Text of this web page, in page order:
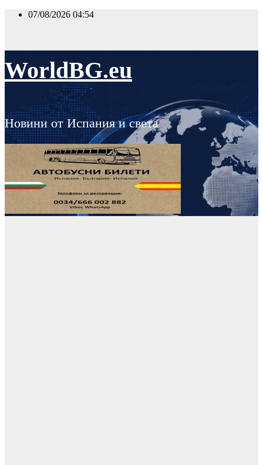
Skip
07/08/2026 04:54
WorldBG.eu
Новини от Испания и света